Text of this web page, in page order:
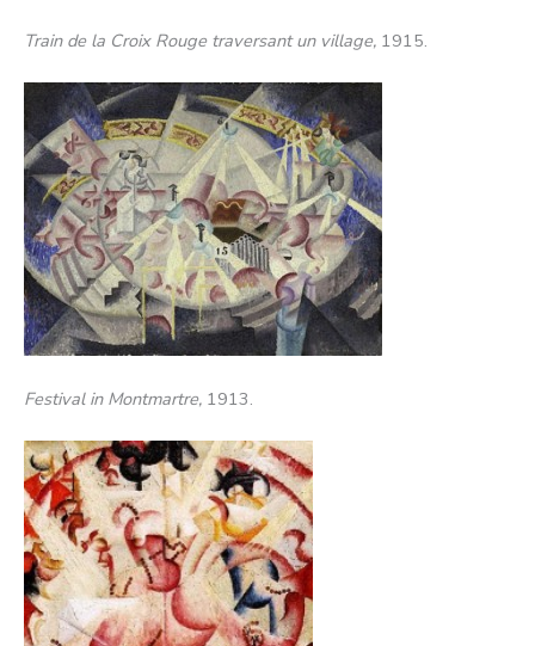
Train de la Croix Rouge traversant un village, 1915.
Festival in Montmartre, 1913.